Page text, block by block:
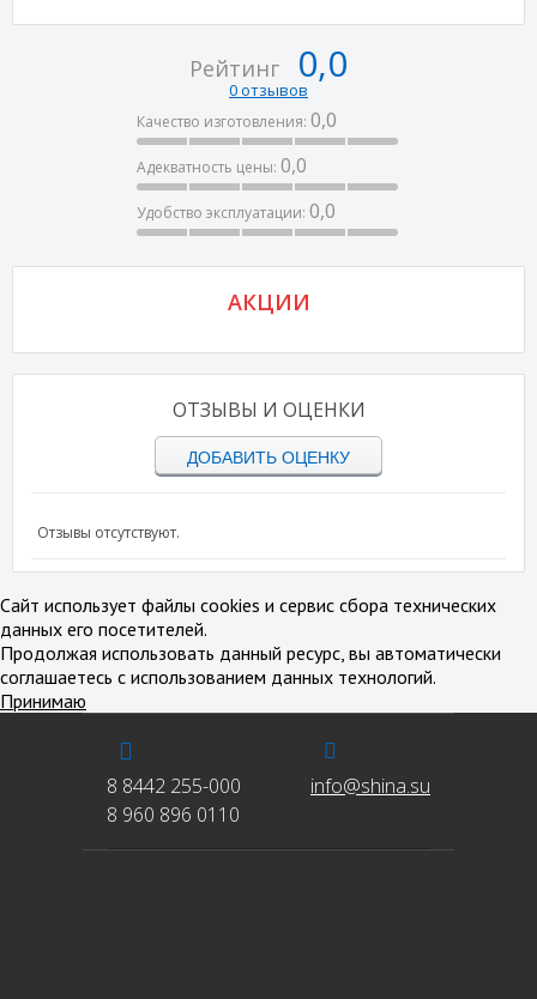
Рейтинг 0,0
0 отзывов
Качество изготовления: 0,0
Адекватность цены: 0,0
Удобство эксплуатации: 0,0
АКЦИИ
ОТЗЫВЫ И ОЦЕНКИ
ДОБАВИТЬ ОЦЕНКУ
Отзывы отсутствуют.
8 8442 255-000
8 960 896 0110
info@shina.su
Сайт использует файлы cookies и сервис сбора технических
данных его посетителей.
Продолжая использовать данный ресурс, вы автоматически
соглашаетесь с использованием данных технологий.
Принимаю